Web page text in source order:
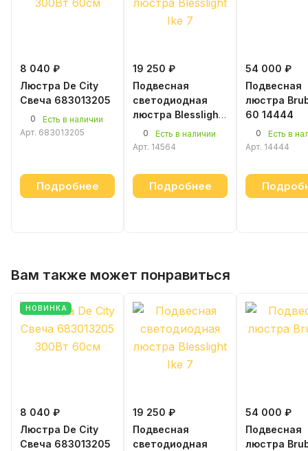
8 040 ₽
Люстра De City
Свеча 683013205
0
Есть в наличии
Арт. 683013205
Подробнее
19 250 ₽
Подвесная
светодиодная
люстра Blesslight
Ike 7 белый-
золото
0
Есть в наличии
Арт. 14564
Подробнее
54 000 ₽
Подвесная
люстра
60 14444
0
Есть в
Арт. 14444
Вам также может понравиться
НОВИНКА
8 040 ₽
Люстра De City
Свеча 683013205
19 250 ₽
Подвесная
светодиодная
54 000 ₽
Подвесная
люстра